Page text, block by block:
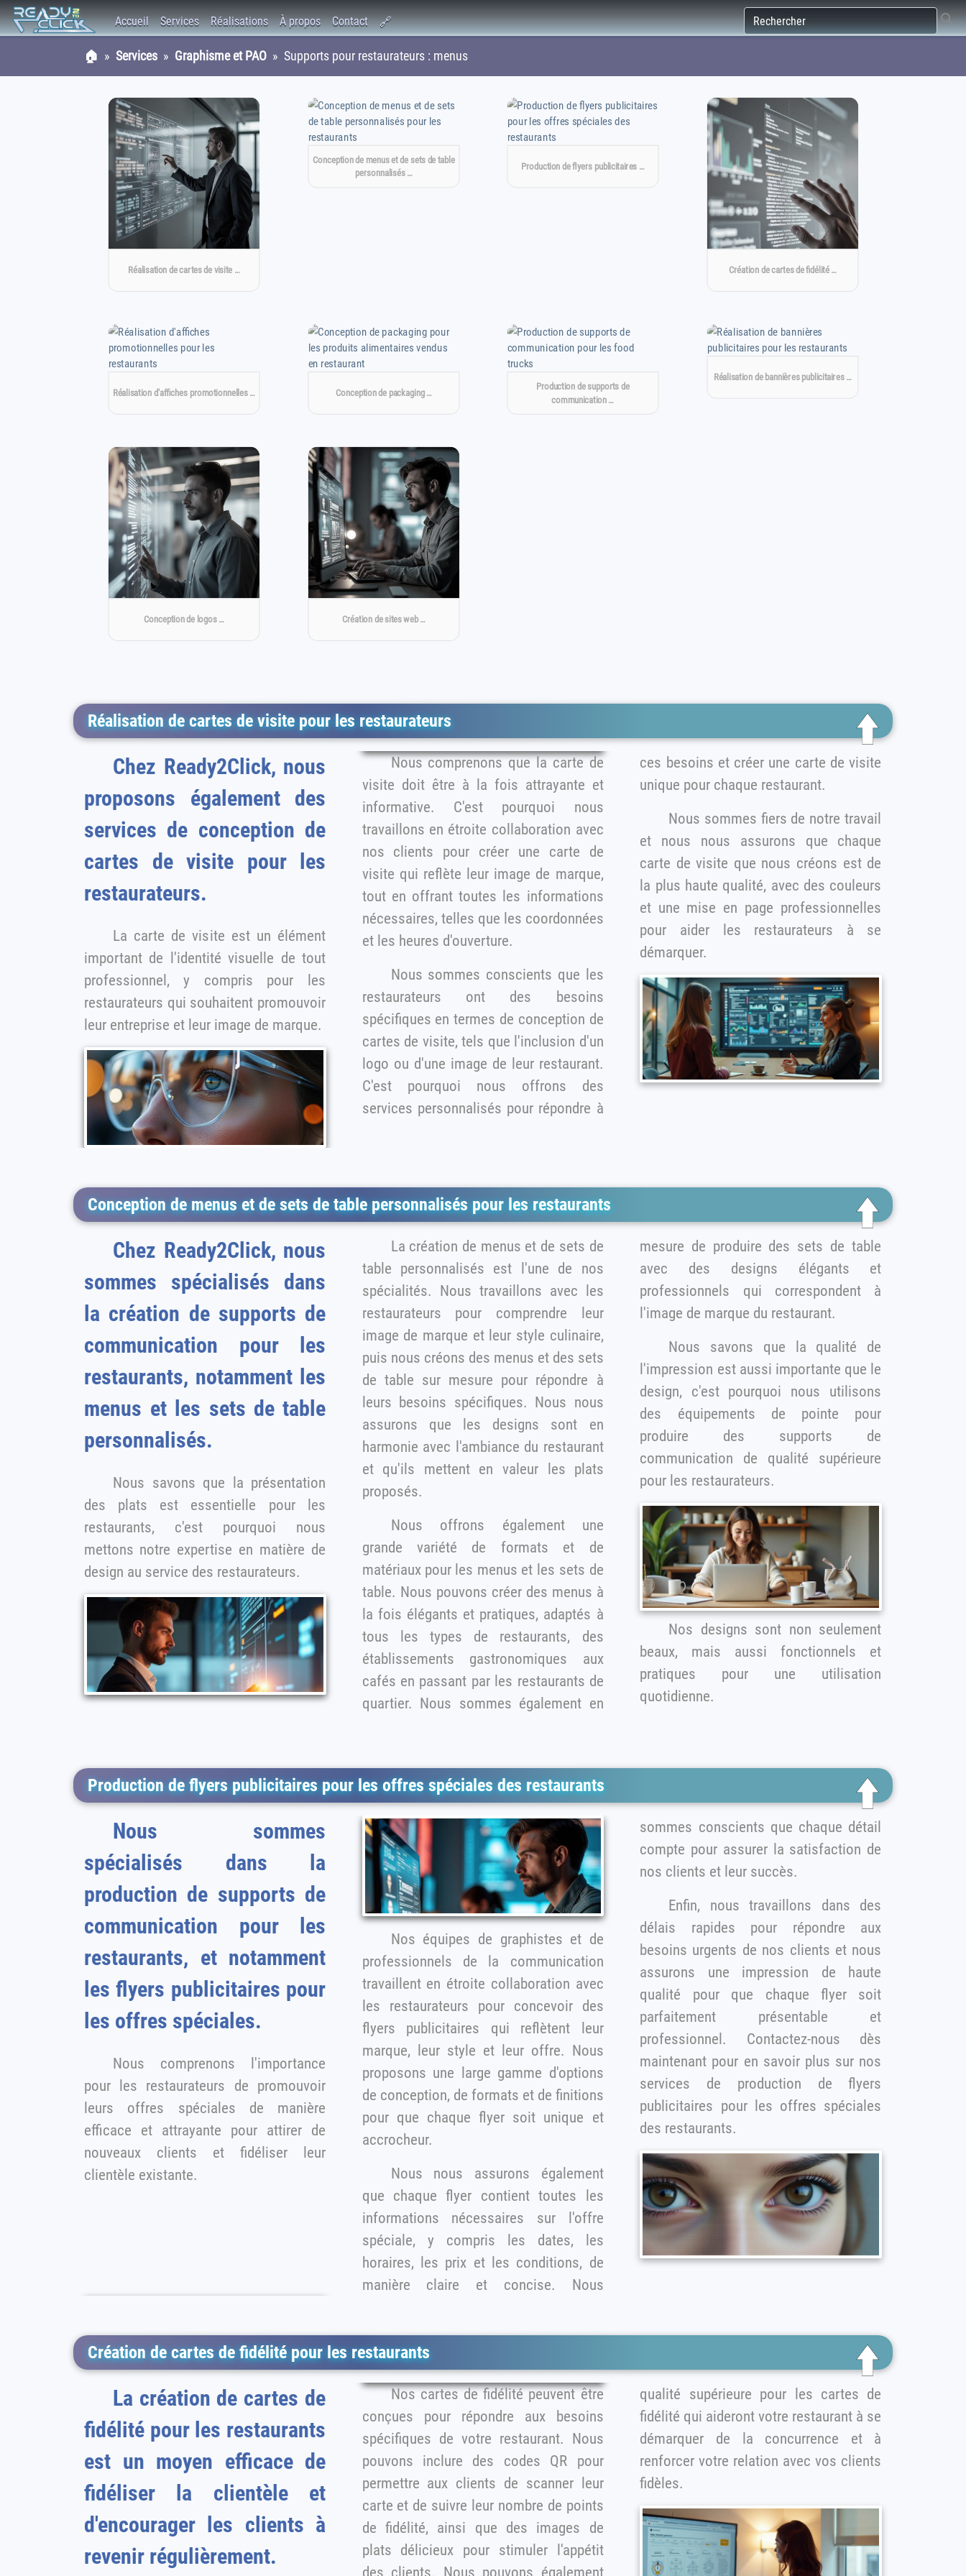
Accueil Services Réalisations À propos Contact 🔗
🏠 » Services » Graphisme et PAO » Supports pour restaurateurs : menus
Réalisation de cartes de visite …
Conception de menus et de sets de table
personnalisés …
Production de flyers publicitaires …
Création de cartes de fidélité …
Réalisation d'affiches promotionnelles … Conception de packaging …
Production de supports de
communication …
Réalisation de bannières publicitaires …
Conception de logos … Création de sites web …
Réalisation de cartes de visite pour les restaurateurs
Chez Ready2Click, nous
proposons également des
services de conception de
cartes de visite pour les
restaurateurs.
La carte de visite est un élément
important de l'identité visuelle de tout
professionnel, y compris pour les
restaurateurs qui souhaitent promouvoir
leur entreprise et leur image de marque.
Nous comprenons que la carte de
visite doit être à la fois attrayante et
informative. C'est pourquoi nous
travaillons en étroite collaboration avec
nos clients pour créer une carte de
visite qui reflète leur image de marque,
tout en offrant toutes les informations
nécessaires, telles que les coordonnées
et les heures d'ouverture.
Nous sommes conscients que les
restaurateurs ont des besoins
spécifiques en termes de conception de
cartes de visite, tels que l'inclusion d'un
logo ou d'une image de leur restaurant.
C'est pourquoi nous offrons des
services personnalisés pour répondre à
ces besoins et créer une carte de visite
unique pour chaque restaurant.
Nous sommes fiers de notre travail
et nous nous assurons que chaque
carte de visite que nous créons est de
la plus haute qualité, avec des couleurs
et une mise en page professionnelles
pour aider les restaurateurs à se
démarquer.
Conception de menus et de sets de table personnalisés pour les restaurants
Chez Ready2Click, nous
sommes spécialisés dans
la création de supports de
communication pour les
restaurants, notamment les
menus et les sets de table
personnalisés.
Nous savons que la présentation
des plats est essentielle pour les
restaurants, c'est pourquoi nous
mettons notre expertise en matière de
design au service des restaurateurs.
La création de menus et de sets de
table personnalisés est l'une de nos
spécialités. Nous travaillons avec les
restaurateurs pour comprendre leur
image de marque et leur style culinaire,
puis nous créons des menus et des sets
de table sur mesure pour répondre à
leurs besoins spécifiques. Nous nous
assurons que les designs sont en
harmonie avec l'ambiance du restaurant
et qu'ils mettent en valeur les plats
proposés.
Nous offrons également une
grande variété de formats et de
matériaux pour les menus et les sets de
table. Nous pouvons créer des menus à
la fois élégants et pratiques, adaptés à
tous les types de restaurants, des
établissements gastronomiques aux
cafés en passant par les restaurants de
quartier. Nous sommes également en
mesure de produire des sets de table
avec des designs élégants et
professionnels qui correspondent à
l'image de marque du restaurant.
Nous savons que la qualité de
l'impression est aussi importante que le
design, c'est pourquoi nous utilisons
des équipements de pointe pour
produire des supports de
communication de qualité supérieure
pour les restaurateurs.
Nos designs sont non seulement
beaux, mais aussi fonctionnels et
pratiques pour une utilisation
quotidienne.
Production de flyers publicitaires pour les offres spéciales des restaurants
Nous sommes
spécialisés dans la
production de supports de
communication pour les
restaurants, et notamment
les flyers publicitaires pour
les offres spéciales.
Nous comprenons l'importance
pour les restaurateurs de promouvoir
leurs offres spéciales de manière
efficace et attrayante pour attirer de
nouveaux clients et fidéliser leur
clientèle existante.
Nos équipes de graphistes et de
professionnels de la communication
travaillent en étroite collaboration avec
les restaurateurs pour concevoir des
flyers publicitaires qui reflètent leur
marque, leur style et leur offre. Nous
proposons une large gamme d'options
de conception, de formats et de finitions
pour que chaque flyer soit unique et
accrocheur.
Nous nous assurons également
que chaque flyer contient toutes les
informations nécessaires sur l'offre
spéciale, y compris les dates, les
horaires, les prix et les conditions, de
manière claire et concise. Nous
sommes conscients que chaque détail
compte pour assurer la satisfaction de
nos clients et leur succès.
Enfin, nous travaillons dans des
délais rapides pour répondre aux
besoins urgents de nos clients et nous
assurons une impression de haute
qualité pour que chaque flyer soit
parfaitement présentable et
professionnel. Contactez-nous dès
maintenant pour en savoir plus sur nos
services de production de flyers
publicitaires pour les offres spéciales
des restaurants.
Création de cartes de fidélité pour les restaurants
La création de cartes de
fidélité pour les restaurants
est un moyen efficace de
fidéliser la clientèle et
d'encourager les clients à
revenir régulièrement.
Nos cartes de fidélité peuvent être
conçues pour répondre aux besoins
spécifiques de votre restaurant. Nous
pouvons inclure des codes QR pour
permettre aux clients de scanner leur
carte et de suivre leur nombre de points
de fidélité, ainsi que des images de
plats délicieux pour stimuler l'appétit
des clients. Nous pouvons également
qualité supérieure pour les cartes de
fidélité qui aideront votre restaurant à se
démarquer de la concurrence et à
renforcer votre relation avec vos clients
fidèles.